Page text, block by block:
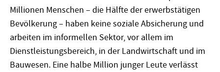
Millionen Menschen – die Hälfte der erwerbstätigen
Bevölkerung – haben keine soziale Absicherung und
arbeiten im informellen Sektor, vor allem im
Dienstleistungsbereich, in der Landwirtschaft und im
Bauwesen. Eine halbe Million junger Leute verlässt